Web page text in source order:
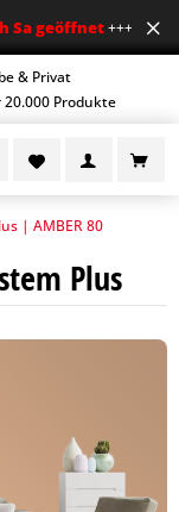
geöffnet+++ Mo-Fr 7-
& Privat
20.000 Produkte
| AMBER 80
Plus